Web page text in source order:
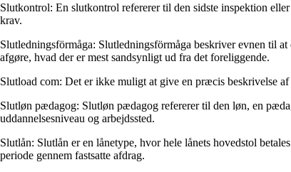
Slutkontrol: En slutkontrol refererer til den sidste inspektion
krav.
Slutledningsförmåga: Slutledningsförmåga beskriver evnen til
afgøre, hvad der er mest sandsynligt ud fra det foreliggende.
Slutload com: Det er ikke muligt at give en præcis beskrivelse
Slutløn pædagog: Slutløn pædagog refererer til den løn, en
uddannelsesniveau og arbejdssted.
Slutlån: Slutlån er en lånetype, hvor hele lånets hovedstol
periode gennem fastsatte afdrag.